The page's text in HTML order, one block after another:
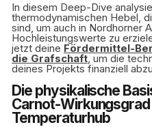
In diesem Deep-Dive
thermodynamischen Hebel,
sind, um auch in Nordhorner
Hochleistungswerte zu
jetzt deine Fördermittel-
die Grafschaft, um die
deines Projekts finanziell
Die physikalische
Carnot-Wirkungsgrad
Temperaturhub